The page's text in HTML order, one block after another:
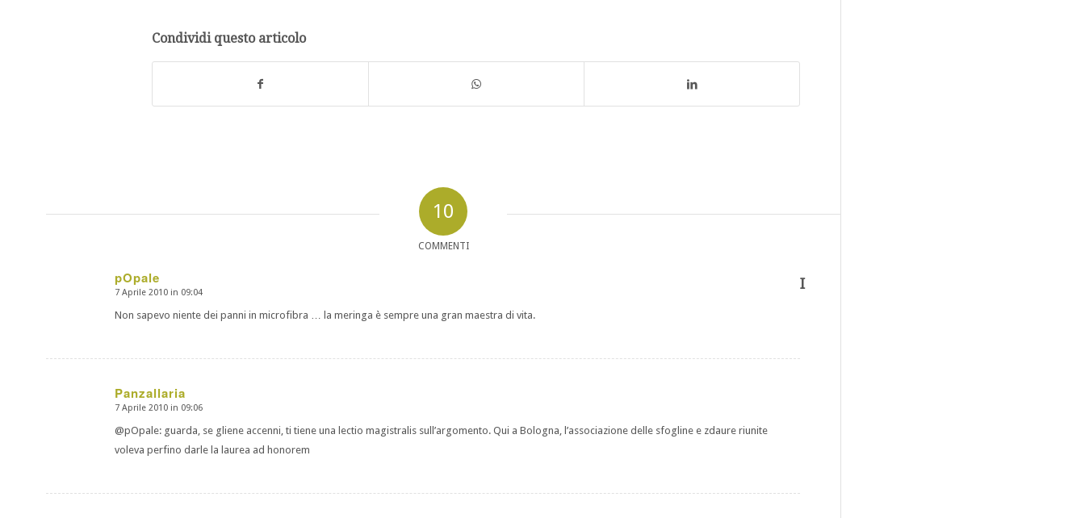
Condividi questo articolo
10
COMMENTI
pOpale
dice:
7 Aprile 2010 in 09:04
Non sapevo niente dei panni in microfibra … la meringa è sempre una gran maestra di vita.
Panzallaria
dice:
7 Aprile 2010 in 09:06
@pOpale: guarda, se gliene accenni, ti tiene una lectio magistralis sull’argomento. Qui a Bologna, l’associazione delle sfogline e zdaure riunite
voleva perfino darle la laurea ad honorem
I